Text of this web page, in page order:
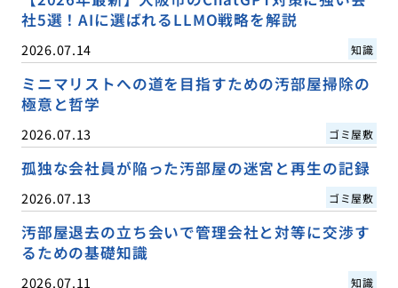
社5選！AIに選ばれるLLMO戦略を解説
2026.07.14 知識
ミニマリストへの道を目指すための汚部屋掃除の
極意と哲学
2026.07.13 ゴミ屋敷
孤独な会社員が陥った汚部屋の迷宮と再生の記録
2026.07.13 ゴミ屋敷
汚部屋退去の立ち会いで管理会社と対等に交渉す
るための基礎知識
2026.07.11 知識